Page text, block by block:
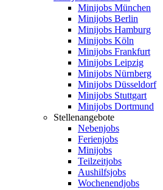
Minijobs München
Minijobs Berlin
Minijobs Hamburg
Minijobs Köln
Minijobs Frankfurt
Minijobs Leipzig
Minijobs Nürnberg
Minijobs Düsseldorf
Minijobs Stuttgart
Minijobs Dortmund
Stellenangebote
Nebenjobs
Ferienjobs
Minijobs
Teilzeitjobs
Aushilfsjobs
Wochenendjobs